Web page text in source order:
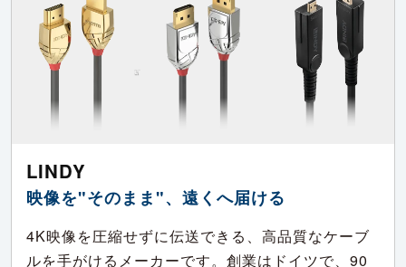
LINDY
映像を"そのまま"、遠くへ届ける
4K映像を圧縮せずに伝送できる、高品質なケーブ
ルを手がけるメーカーです。創業はドイツで、90